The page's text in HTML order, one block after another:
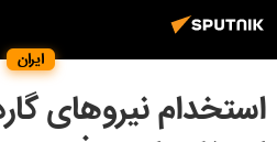
ایران
استخدام نیروهای